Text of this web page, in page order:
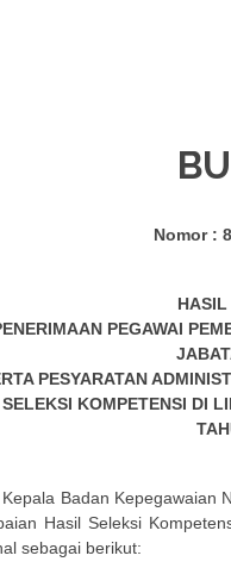
Nomor :
HASIL
PEGAWAI
PESYARATAN
SELEKSI KOMPETENSI DI
Badan Kepegawaian
Hasil Seleksi
sebagai berikut: